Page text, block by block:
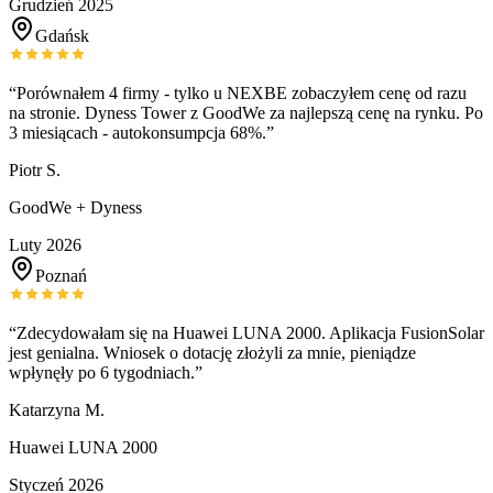
Grudzień 2025
Gdańsk
“Porównałem 4 firmy - tylko u NEXBE zobaczyłem cenę od razu
na stronie. Dyness Tower z GoodWe za najlepszą cenę na rynku. Po
3 miesiącach - autokonsumpcja 68%.”
Piotr S.
GoodWe + Dyness
Luty 2026
Poznań
“Zdecydowałam się na Huawei LUNA 2000. Aplikacja FusionSolar
jest genialna. Wniosek o dotację złożyli za mnie, pieniądze
wpłynęły po 6 tygodniach.”
Katarzyna M.
Huawei LUNA 2000
Styczeń 2026